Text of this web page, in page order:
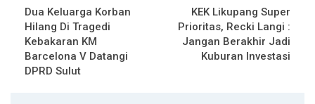
Dua Keluarga Korban
Hilang Di Tragedi
Kebakaran KM
Barcelona V Datangi
DPRD Sulut
KEK Likupang Super
Prioritas, Recki Langi :
Jangan Berakhir Jadi
Kuburan Investasi